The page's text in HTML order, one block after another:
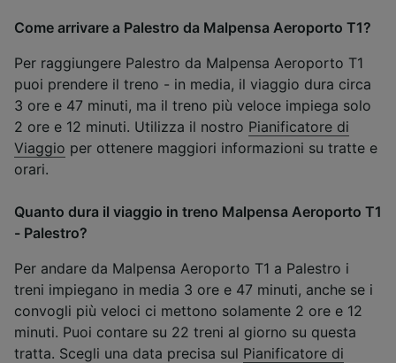
Come arrivare a Palestro da Malpensa Aeroporto T1?
Per raggiungere Palestro da Malpensa Aeroporto T1
puoi prendere il treno - in media, il viaggio dura circa
3 ore e 47 minuti, ma il treno più veloce impiega solo
2 ore e 12 minuti. Utilizza il nostro Pianificatore di
Viaggio per ottenere maggiori informazioni su tratte e
orari.
Quanto dura il viaggio in treno Malpensa Aeroporto T1
- Palestro?
Per andare da Malpensa Aeroporto T1 a Palestro i
treni impiegano in media 3 ore e 47 minuti, anche se i
convogli più veloci ci mettono solamente 2 ore e 12
minuti. Puoi contare su 22 treni al giorno su questa
tratta. Scegli una data precisa sul Pianificatore di